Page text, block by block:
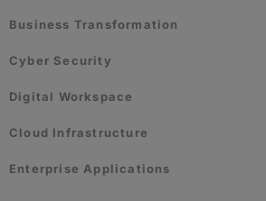
Business Transformation
Cyber Security
Digital Workspace
Cloud Infrastructure
Enterprise Applications